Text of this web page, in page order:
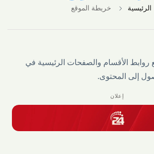
الرئيسية خريطة الموقع
روابط الأقسام والصفحات الرئيسية في
إعلان